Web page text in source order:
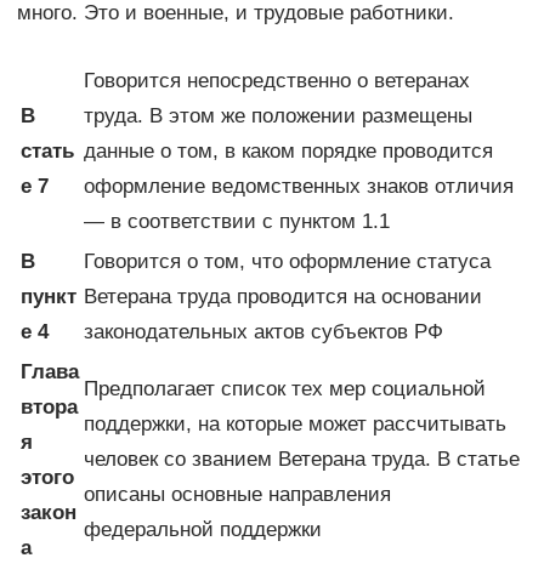
много. Это и военные, и трудовые работники.
В
стать
е 7
Говорится непосредственно о ветеранах
труда. В этом же положении размещены
данные о том, в каком порядке проводится
оформление ведомственных знаков отличия
— в соответствии с пунктом 1.1
В
пункт
е 4
Говорится о том, что оформление статуса
Ветерана труда проводится на основании
законодательных актов субъектов РФ
Глава
втора
я
этого
закон
а
Предполагает список тех мер социальной
поддержки, на которые может рассчитывать
человек со званием Ветерана труда. В статье
описаны основные направления
федеральной поддержки